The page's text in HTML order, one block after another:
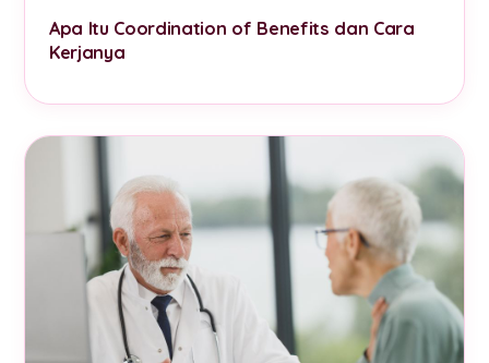
Apa Itu Coordination of Benefits dan Cara
Kerjanya